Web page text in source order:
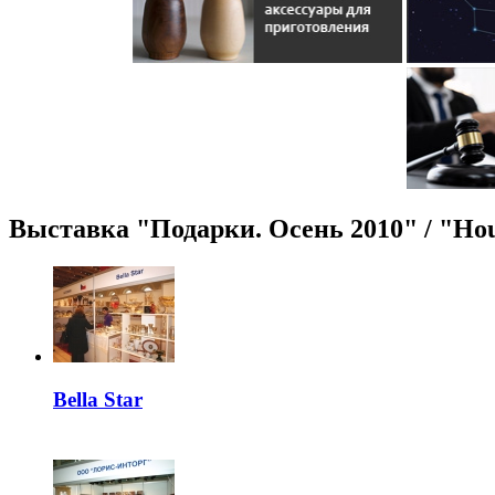
Выставка "Подарки. Осень 2010" /
Bella Star